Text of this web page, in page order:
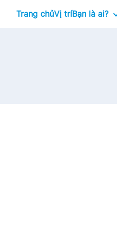
Trang chủVị tríBạn là ai?